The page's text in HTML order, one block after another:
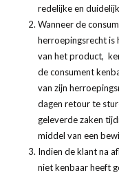
redelijke en
Wanneer de
herroepingsrecht is
van het product,
de consument
van zijn
dagen retour te
geleverde zaken
middel van een
Indien de klant na
niet kenbaar heeft